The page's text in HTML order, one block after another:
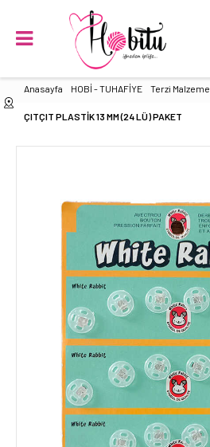
Anasayfa HOBİ - TUHAFİYE Terzi
ÇITÇIT PLASTİK 13 MM (24 LÜ) PAKET